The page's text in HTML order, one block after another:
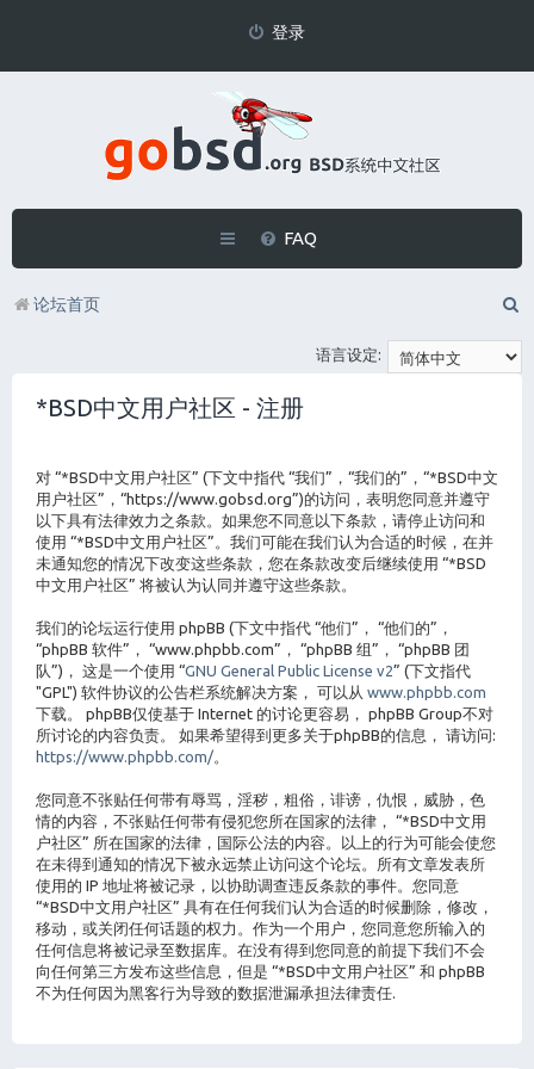
登录
FAQ
论坛首页
语言设定:
*BSD中文用户社区 - 注册
对 “*BSD中文用户社区” (下文中指代 “我们”，“我们的”，“*BSD中文
用户社区”，“https://www.gobsd.org”)的访问，表明您同意并遵守
以下具有法律效力之条款。如果您不同意以下条款，请停止访问和
使用 “*BSD中文用户社区”。我们可能在我们认为合适的时候，在并
未通知您的情况下改变这些条款，您在条款改变后继续使用 “*BSD
中文用户社区” 将被认为认同并遵守这些条款。
我们的论坛运行使用 phpBB (下文中指代 “他们”， “他们的”，
“phpBB 软件”， “www.phpbb.com”， “phpBB 组”， “phpBB 团
队”)， 这是一个使用 “GNU General Public License v2” (下文指代
"GPL") 软件协议的公告栏系统解决方案， 可以从 www.phpbb.com
下载。 phpBB仅使基于 Internet 的讨论更容易， phpBB Group不对
所讨论的内容负责。 如果希望得到更多关于phpBB的信息， 请访问:
https://www.phpbb.com/。
您同意不张贴任何带有辱骂，淫秽，粗俗，诽谤，仇恨，威胁，色
情的内容，不张贴任何带有侵犯您所在国家的法律， “*BSD中文用
户社区” 所在国家的法律，国际公法的内容。以上的行为可能会使您
在未得到通知的情况下被永远禁止访问这个论坛。所有文章发表所
使用的 IP 地址将被记录，以协助调查违反条款的事件。您同意
“*BSD中文用户社区” 具有在任何我们认为合适的时候删除，修改，
移动，或关闭任何话题的权力。作为一个用户，您同意您所输入的
任何信息将被记录至数据库。在没有得到您同意的前提下我们不会
向任何第三方发布这些信息，但是 “*BSD中文用户社区” 和 phpBB
不为任何因为黑客行为导致的数据泄漏承担法律责任.